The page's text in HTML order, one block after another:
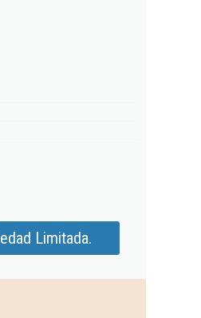
Limitada.